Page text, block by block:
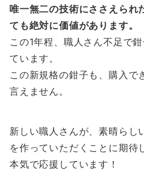
唯一無二の技術にささえられ
ても絶対に価値があります。
この1年程、職人さん不足で
ています。
この新規格の鉗子も、購入で
言えません。
新しい職人さんが、素晴ら
を作っていただくことに期待
本気で応援しています！